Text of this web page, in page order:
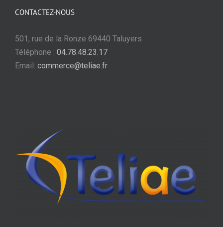
réactifs aux évolutions de la
sympathie et son dynamisme,
l’équipe TELIAE veille à garder ses
Cédric SAQUET
CONTACTEZ-NOUS
501, rue de la Ronze 69440 Taluyers
Téléphone : 04.78.48.23.17
Email: commerce@teliae.fr